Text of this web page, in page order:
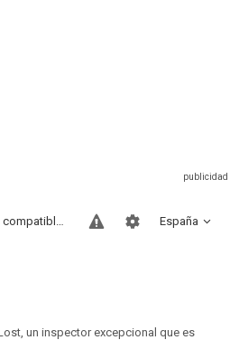
España
Sitios compatibles
un inspector excepcional que es